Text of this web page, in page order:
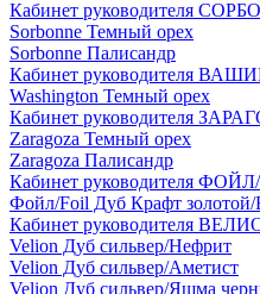
Кабинет руководителя
Sorbonne Темный орех
Sorbonne Палисандр
Кабинет руководителя
Washington Темный орех
Кабинет руководителя
Zaragoza Темный орех
Zaragoza Палисандр
Кабинет руководителя
Фойл/Foil Дуб Крафт золотой/
Кабинет руководителя
Velion Дуб сильвер/Нефрит
Velion Дуб сильвер/Аметист
Velion Дуб сильвер/Яшма